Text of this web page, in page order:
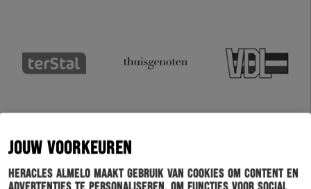
JOUW VOORKEUREN
Heracles Almelo maakt gebruik van cookies om content en